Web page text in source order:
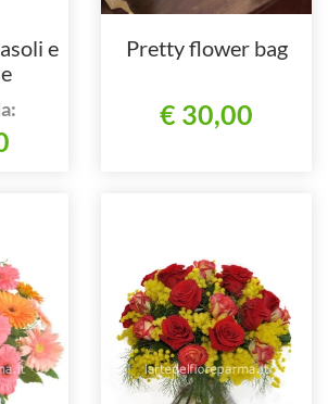
e
Pretty flower bag
€ 30,00